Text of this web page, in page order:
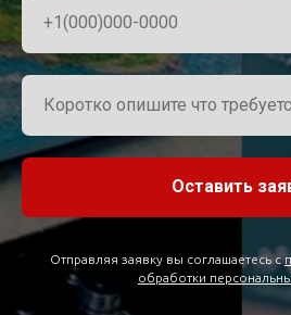
Оставить
Отправляя заявку вы соглашаетесь с
обработки